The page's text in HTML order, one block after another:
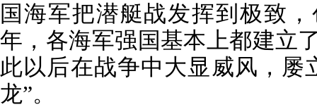
国海军把潜艇战发挥到极致
年，各海军强国基本上都建立
此以后在战争中大显威风，屡
龙”。